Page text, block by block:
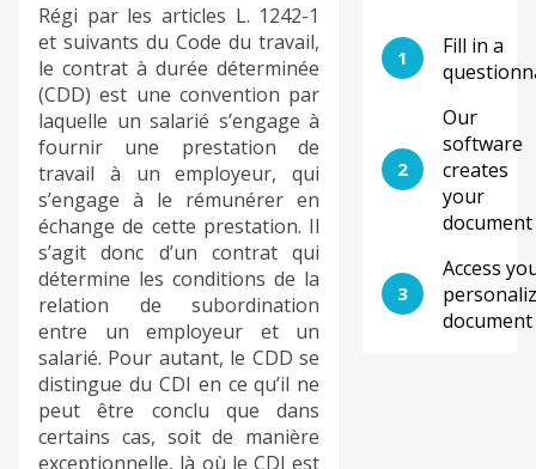
Régi par les articles L. 1242-1
et suivants du Code du travail,
le contrat à durée déterminée
(CDD) est une convention par
laquelle un salarié s’engage à
fournir une prestation de
travail à un employeur, qui
s’engage à le rémunérer en
échange de cette prestation. Il
s’agit donc d’un contrat qui
détermine les conditions de la
relation de subordination
entre un employeur et un
salarié. Pour autant, le CDD se
distingue du CDI en ce qu’il ne
peut être conclu que dans
certains cas, soit de manière
exceptionnelle, là où le CDI est
1
Fill in a
2
Our
software
creates
your
document
3
Access
document